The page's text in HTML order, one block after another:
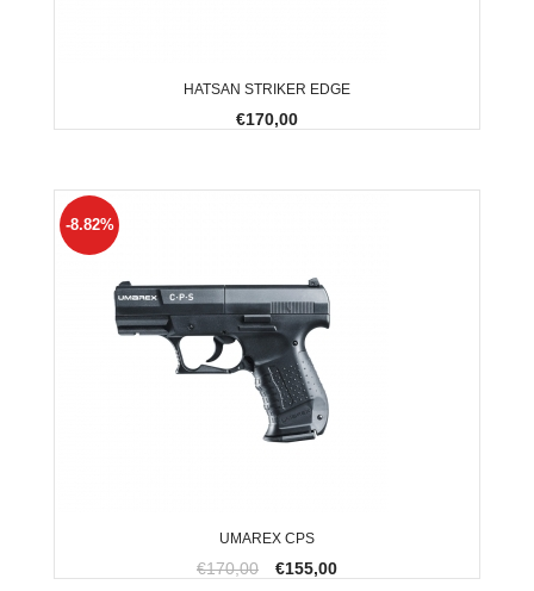
HATSAN STRIKER EDGE
€170,00
UMAREX CPS
-8.82%
€170,00 €155,00